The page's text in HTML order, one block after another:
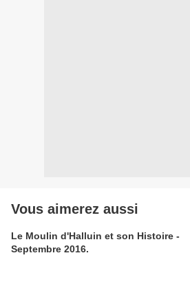
Vous aimerez aussi
Le Moulin d'Halluin et son Histoire -
Septembre 2016.